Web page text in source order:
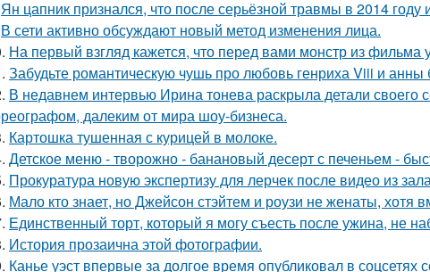
Ян цапник признался, что после серьёзной травмы в 2014
В сети активно обсуждают новый метод изменения лица.
На первый взгляд кажется, что перед вами монстр из фильма
Забудьте романтическую чушь про любовь генриха Viii и анны
В недавнем интервью Ирина тонева раскрыла детали своего
далеким от мира шоу-бизнеса.
Картошка тушенная с курицей в молоке.
Детское меню - творожно - банановый десерт с печеньем -
Прокуратура новую экспертизу для лерчек после видео из
Мало кто знает, но Джейсон стэйтем и роузи не женаты, хотя
Единственный торт, который я могу съесть после ужина, не
История прозаична этой фотографии.
Канье уэст впервые за долгое время опубликовал в